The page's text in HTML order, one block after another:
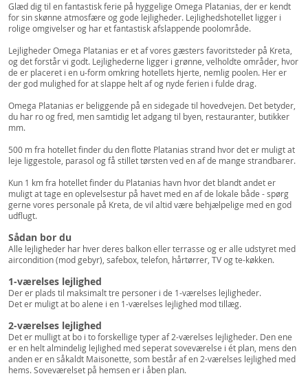
Glæd dig til en fantastisk ferie på hyggelige Omega Platanias, der er kendt
for sin skønne atmosfære og gode lejligheder. Lejlighedshotellet ligger i
rolige omgivelser og har et fantastisk afslappende poolområde.
Lejligheder Omega Platanias er et af vores gæsters favoritsteder på Kreta,
og det forstår vi godt. Lejlighederne ligger i grønne, velholdte områder, hvor
de er placeret i en u-form omkring hotellets hjerte, nemlig poolen. Her er
der god mulighed for at slappe helt af og nyde ferien i fulde drag.
Omega Platanias er beliggende på en sidegade til hovedvejen. Det betyder,
du har ro og fred, men samtidig let adgang til byen, restauranter, butikker
mm.
500 m fra hotellet finder du den flotte Platanias strand hvor det er muligt at
leje liggestole, parasol og få stillet tørsten ved en af de mange strandbarer.
Kun 1 km fra hotellet finder du Platanias havn hvor det blandt andet er
muligt at tage en oplevelsestur på havet med en af de lokale både - spørg
gerne vores personale på Kreta, de vil altid være behjælpelige med en god
udflugt.
Sådan bor du
Alle lejligheder har hver deres balkon eller terrasse og er alle udstyret med
aircondition (mod gebyr), safebox, telefon, hårtørrer, TV og te-køkken.
1-værelses lejlighed
Der er plads til maksimalt tre personer i de 1-værelses lejligheder.
Det er muligt at bo alene i en 1-værelses lejlighed mod tillæg.
2-værelses lejlighed
Det er mulligt at bo i to forskellige typer af 2-værelses lejligheder. Den ene
er en helt almindelig lejlighed med seperat soveværelse i ét plan, mens den
anden er en såkaldt Maisonette, som består af en 2-værelses lejlighed med
hems. Soveværelset på hemsen er i åben plan.